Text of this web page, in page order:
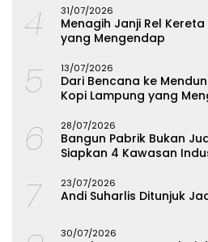
4 31/07/2026
Menagih Janji Rel
yang Mengendap
5 13/07/2026
Dari Bencana ke
Kopi Lampung yang
6 28/07/2026
Bangun Pabrik Bukan
Siapkan 4 Kawasan
7 23/07/2026
Andi Suharlis Ditunjuk
30/07/2026